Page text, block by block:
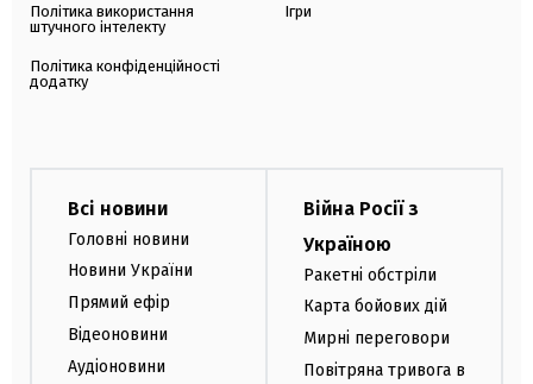
Політика використання
штучного інтелекту
Політика конфіденційності
додатку
Ігри
Всі новини
Головні новини
Новини України
Прямий ефір
Відеоновини
Аудіоновини
Війна Росії з
Україною
Ракетні обстріли
Карта бойових дій
Мирні переговори
Повітряна тривога в